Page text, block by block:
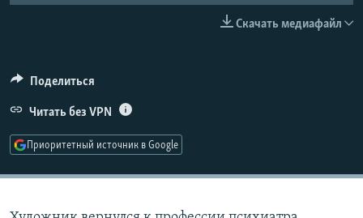
СОЦИАЛЬНЫЕ СЕТИ
Скачать медиафайл
Поделиться
Читать без VPN
Приоритетный источник в Google